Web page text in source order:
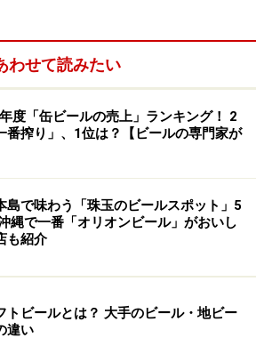
ります。
わせて読みたい
度「缶ビールの売上」ランキング！ 2
番搾り」、1位は？【ビールの専門家が
島で味わう「珠玉のビールスポット」5
縄で一番「オリオンビール」がおいし
も紹介
トビールとは？ 大手のビール・地ビー
違い